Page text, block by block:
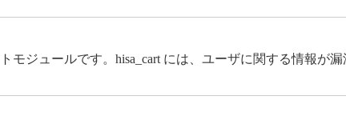
モジュールです。hisa_cart には、ユーザに関する情報が